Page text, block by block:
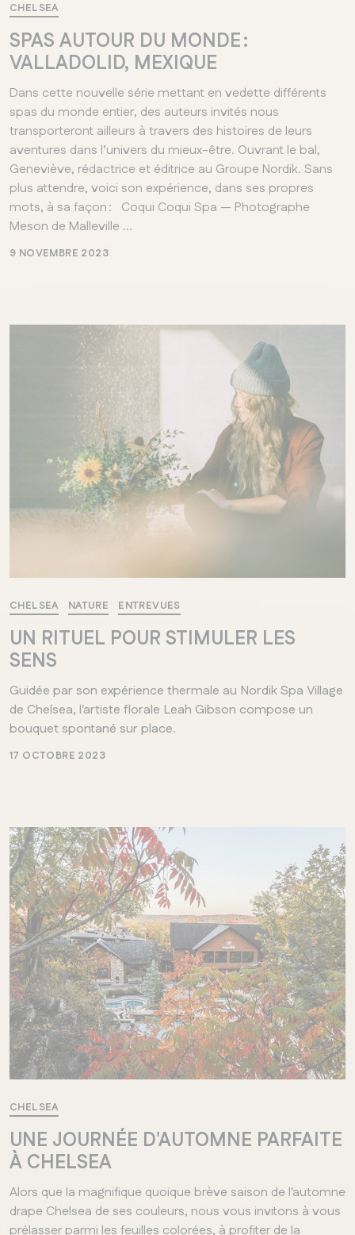
QUÉBEC
Chelsea
CHELSEA
SPAS AUTOUR DU MONDE :
VALLADOLID, MEXIQUE
Dans cette nouvelle série mettant en vedette différents
spas du monde entier, des auteurs invités nous
transporteront ailleurs à travers des histoires de leurs
aventures dans l’univers du mieux-être. Ouvrant le bal,
Geneviève, rédactrice et éditrice au Groupe Nordik. Sans
plus attendre, voici son expérience, dans ses propres
mots, à sa façon : Coqui Coqui Spa — Photographe
Meson de Malleville ...
9 NOVEMBRE 2023
CHELSEA NATURE ENTREVUES
UN RITUEL POUR STIMULER LES
SENS
Guidée par son expérience thermale au Nordik Spa Village
de Chelsea, l'artiste florale Leah Gibson compose un
bouquet spontané sur place.
17 OCTOBRE 2023
CHELSEA
UNE JOURNÉE D'AUTOMNE PARFAITE
À CHELSEA
Alors que la magnifique quoique brève saison de l'automne
drape Chelsea de ses couleurs, nous vous invitons à vous
prélasser parmi les feuilles colorées, à profiter de la